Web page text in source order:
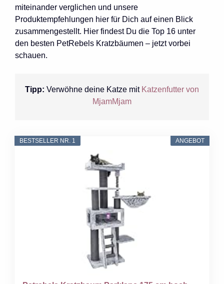
miteinander verglichen und unsere
Produktempfehlungen hier für Dich auf einen Blick
zusammengestellt. Hier findest Du die Top 16 unter
den besten PetRebels Kratzbäumen – jetzt vorbei
schauen.
Tipp: Verwöhne deine Katze mit Katzenfutter von
MjamMjam
ANGEBOT
BESTSELLER NR. 1